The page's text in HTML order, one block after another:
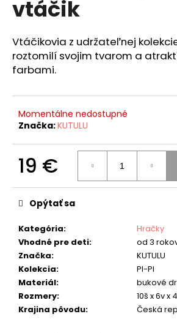
vtáčik
Vtáčikovia z udržateľnej
roztomilí svojim tvarom a
farbami.
Momentálne nedostupné
Značka:KUTULU
19 €
cena:
Kategória:
Hračky
Vhodné pre deti:
od 3
Značka:
KUTULU
Kolekcia:
PI-PI
Materiál:
bukové
Rozmery:
10š x 6v x
Krajina pôvodu: Česká
Opýtať sa
á
s
ť
?
HĽADAŤ
d
p
o
ú
č
a
m
e